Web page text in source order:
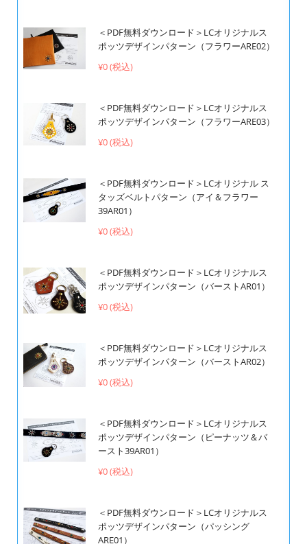
＜PDF無料ダウンロード＞LCオリジナルス
ポッツデザインパターン（フラワーARE02）
¥0 (税込)
＜PDF無料ダウンロード＞LCオリジナルス
ポッツデザインパターン（フラワーARE03）
¥0 (税込)
＜PDF無料ダウンロード＞LCオリジナル ス
タッズベルトパターン（アイ＆フラワー
39AR01）
¥0 (税込)
＜PDF無料ダウンロード＞LCオリジナルス
ポッツデザインパターン（バーストAR01）
¥0 (税込)
＜PDF無料ダウンロード＞LCオリジナルス
ポッツデザインパターン（バーストAR02）
¥0 (税込)
＜PDF無料ダウンロード＞LCオリジナルス
ポッツデザインパターン（ピーナッツ＆バ
ースト39AR01）
¥0 (税込)
＜PDF無料ダウンロード＞LCオリジナルス
ポッツデザインパターン（パッシング
ARE01）